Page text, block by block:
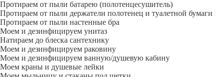
Протираем от пыли батарею (полотенцесушитель)
Протираем от пыли держатели полотенец и туалетной бумаги
Протираем от пыли настенные бра
Моем и дезинфицируем унитаз
Натираем до блеска сантехнику
Моем и дезинфицируем раковину
Моем и дезинфицируем ванную/душевую кабину
Моем краны и душевые лейки